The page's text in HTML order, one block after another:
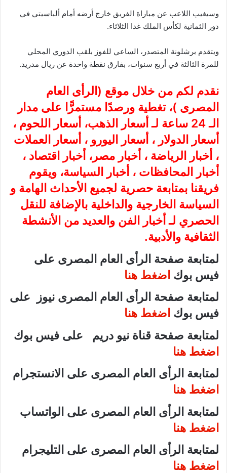
وسيغيب اللاعب عن مباراة الفريق خارج أرضه أمام ألباسيتي في
دور الثمانية لكأس الملك غدا الثلاثاء.
ويتقدم برشلونة المتصدر، الساعي للفوز بلقب الدوري المحلي
للمرة الثالثة في أربع سنوات، بفارق نقطة واحدة عن ريال مدريد.
نقدم لكم من خلال موقع ( الرأى العام
المصرى )، تغطية ورصدًا مستمرًّا على مدار
الـ 24 ساعة لـ أسعار الذهب، أسعار اللحوم ،
أسعار الدولار ، أسعار اليورو ، أسعار العملات
، أخبار الرياضة ، أخبار مصر، أخبار اقتصاد ،
أخبار المحافظات ، أخبار السياسة، ويقوم
فريقنا بمتابعة حصرية لجميع الأحداث الهامة و
السياسة الخارجية والداخلية بالإضافة للنقل
الحصري لـ أخبار الفن والعديد من الأنشطة
الثقافية والأدبية.
لمتابعة صفحة الرأى العام المصرى على
فيس بوك اضغط هنا
لمتابعة صفحة الرأى العام المصرى نيوز على
فيس بوك اضغط هنا
لمتابعة صفحة قناة نيو دريم على فيس بوك
اضغط هنا
لمتابعة الرأى العام المصرى على الانستجرام
اضغط هنا
لمتابعة الرأى العام المصرى على الواتساب
اضغط هنا
لمتابعة الرأى العام المصرى على التليجرام
اضغط هنا